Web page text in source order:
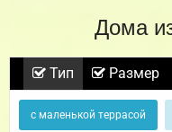
Дома
Тип Размер
с маленькой террасой